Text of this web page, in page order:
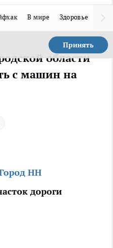
В мире Здоровье
Принять
области
с машин на
НН
дороги